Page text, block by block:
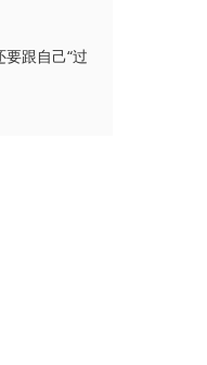
跟自己“过